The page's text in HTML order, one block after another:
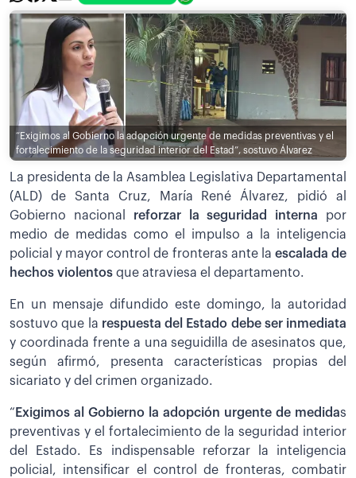
“Exigimos al Gobierno la adopción urgente de medidas preventivas y el
fortalecimiento de la seguridad interior del Estad”, sostuvo Álvarez
La presidenta de la Asamblea Legislativa Departamental
(ALD) de Santa Cruz, María René Álvarez, pidió al
Gobierno nacional reforzar la seguridad interna por
medio de medidas como el impulso a la inteligencia
policial y mayor control de fronteras ante la escalada de
hechos violentos que atraviesa el departamento.
En un mensaje difundido este domingo, la autoridad
sostuvo que la respuesta del Estado debe ser inmediata
y coordinada frente a una seguidilla de asesinatos que,
según afirmó, presenta características propias del
sicariato y del crimen organizado.
“ Exigimos al Gobierno la adopción urgente de medidas
preventivas y el fortalecimiento de la seguridad interior
del Estado. Es indispensable reforzar la inteligencia
policial, intensificar el control de fronteras, combatir